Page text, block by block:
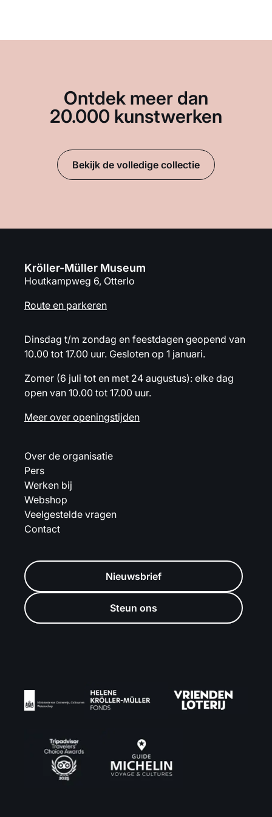
Ontdek meer dan
20.000 kunstwerken
Bekijk de volledige collectie
Kröller-Müller Museum
Houtkampweg 6, Otterlo
Route en parkeren
Dinsdag t/m zondag en feestdagen geopend van
10.00 tot 17.00 uur. Gesloten op 1 januari.
Zomer (6 juli tot en met 24 augustus): elke dag
open van 10.00 tot 17.00 uur.
Meer over openingstijden
Over de organisatie
Pers
Werken bij
Webshop
Veelgestelde vragen
Contact
Nieuwsbrief
Steun ons